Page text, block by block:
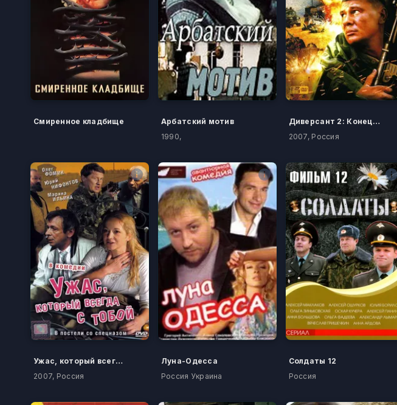
Смиренное кладбище
Арбатский мотив
1990,
Диверсант 2: Конец войны
2007, Россия
Ужас, который всегда с тобой
2007, Россия
Луна-Одесса
Россия Украина
Солдаты 12
Россия